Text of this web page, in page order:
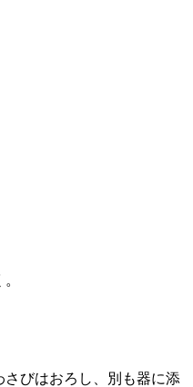
びはおろし、別も器に添